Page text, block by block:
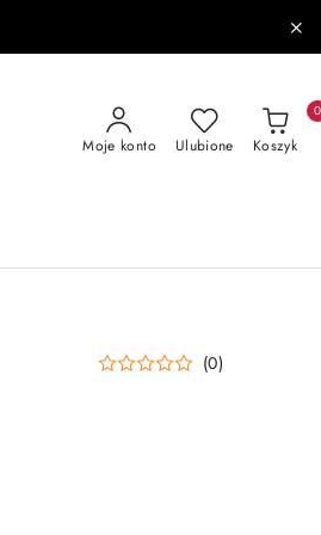
Moje konto Ulubione Koszyk
0
(0)